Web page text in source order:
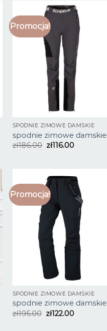
Promocja!
SPODNIE ZIMOWE DAMSKIE
spodnie zimowe damskie
zł186.00 zł116.00
Promocja!
SPODNIE ZIMOWE DAMSKIE
spodnie zimowe damskie
zł195.00 zł122.00